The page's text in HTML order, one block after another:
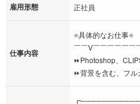
雇用形態 正社員
仕事内容
⭐具体的なお仕事⭐
￣￣V￣￣￣￣￣￣
⏩Photoshop、
⏩背景を含む、フ